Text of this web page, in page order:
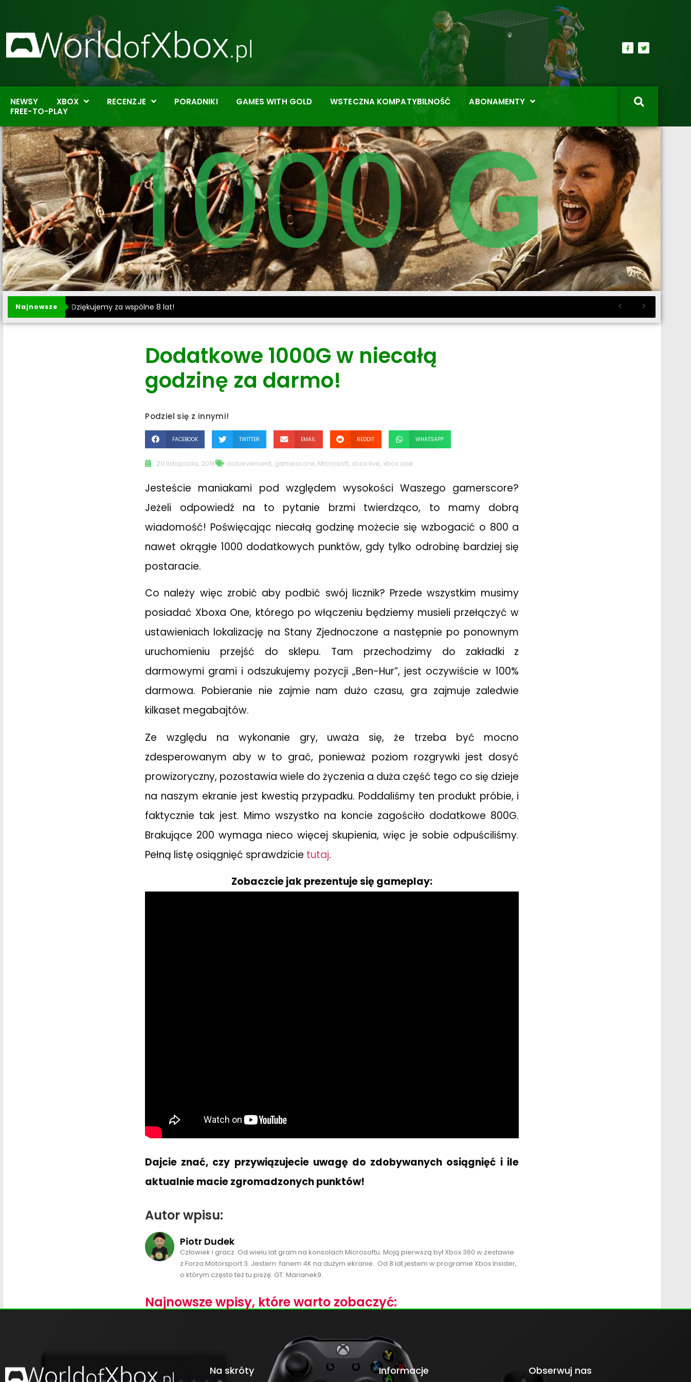
NEWSY XBOX RECENZJE PORADNIKI GAMES WITH GOLD WSTECZNA KOMPATYBILNOŚĆ
ABONAMENTY
FREE-TO-PLAY
Najnowsze Dziękujemy za wspólne 8 lat!
Dodatkowe 1000G w niecałą
godzinę za darmo!
Podziel się z innymi!
FACEBOOK TWITTER EMAIL REDDIT WHATSAPP
20 listopada, 2016 achievement, gamescore, Microsoft,xbox live,xbox one
Jesteście maniakami pod względem wysokości Waszego gamerscore?
Jeżeli odpowiedź na to pytanie brzmi twierdząco, to mamy dobrą
wiadomość! Poświęcając niecałą godzinę możecie się wzbogacić o 800 a
nawet okrągłe 1000 dodatkowych punktów, gdy tylko odrobinę bardziej się
postaracie.
Co należy więc zrobić aby podbić swój licznik? Przede wszystkim musimy
posiadać Xboxa One, którego po włączeniu będziemy musieli przełączyć w
ustawieniach lokalizację na Stany Zjednoczone a następnie po ponownym
uruchomieniu przejść do sklepu. Tam przechodzimy do zakładki z
darmowymi grami i odszukujemy pozycji „Ben-Hur”, jest oczywiście w 100%
darmowa. Pobieranie nie zajmie nam dużo czasu, gra zajmuje zaledwie
kilkaset megabajtów.
Ze względu na wykonanie gry, uważa się, że trzeba być mocno
zdesperowanym aby w to grać, ponieważ poziom rozgrywki jest dosyć
prowizoryczny, pozostawia wiele do życzenia a duża część tego co się dzieje
na naszym ekranie jest kwestią przypadku. Poddaliśmy ten produkt próbie, i
faktycznie tak jest. Mimo wszystko na koncie zagościło dodatkowe 800G.
Brakujące 200 wymaga nieco więcej skupienia, więc je sobie odpuściliśmy.
Pełną listę osiągnięć sprawdzicie tutaj.
Zobaczcie jak prezentuje się gameplay:
Dajcie znać, czy przywiązujecie uwagę do zdobywanych osiągnięć i ile
aktualnie macie zgromadzonych punktów!
Autor wpisu:
Piotr Dudek
Człowiek i gracz. Od wielu lat gram na konsolach Microsoftu. Moją pierwszą był Xbox 360 w zestawie
z Forza Motorsport 3. Jestem fanem 4K na dużym ekranie. Od 8 lat jestem w programie Xbox Insider,
o którym często też tu piszę. GT: Marianek9.
Najnowsze wpisy, które warto zobaczyć:
Na skróty Informacje Obserwuj nas